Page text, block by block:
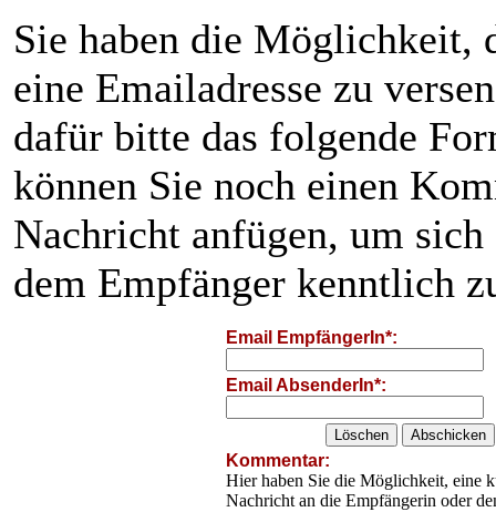
Sie haben die Möglichkeit,
eine Emailadresse zu
dafür bitte das folgende
können Sie noch einen
Nachricht anfügen, um
dem Empfänger kenntlich
Email EmpfängerIn*:
Email AbsenderIn*:
Kommentar:
Hier haben Sie die Möglichkeit, eine
Nachricht an die Empfängerin oder